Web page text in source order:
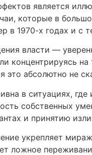
является
которые в
в 1970-х годах и
власти —
концентрируясь
абсолютно не
в ситуациях,
собственных
и принятию
укрепляет
ложное